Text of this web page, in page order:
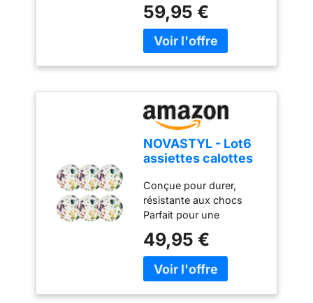
59,95 €
NOVASTYL - Lot6
assiettes calottes
porcelaine -
2614742
Conçue pour durer,
résistante aux chocs
Parfait pour une
Compatible avec le
micro-ondes, ce qui
facilite son utilisation et
49,95 €